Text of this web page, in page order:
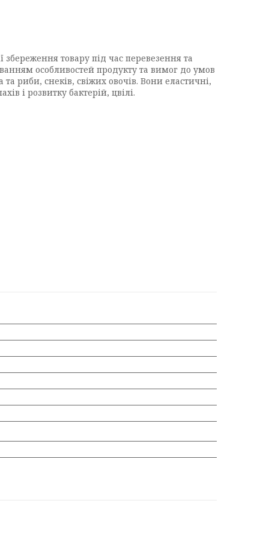
збереження товару під час перевезення та
особливостей продукту та вимог до умов
риби, снеків, свіжих овочів. Вони еластичні,
і розвитку бактерій, цвілі.